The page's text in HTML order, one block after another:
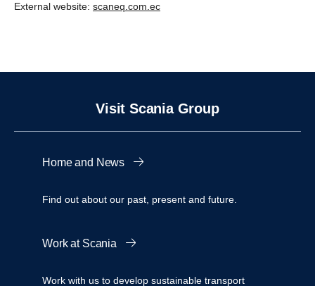
External website: scaneq.com.ec
Visit Scania Group
Home and News
Find out about our past, present and future.
Work at Scania
Work with us to develop sustainable transport